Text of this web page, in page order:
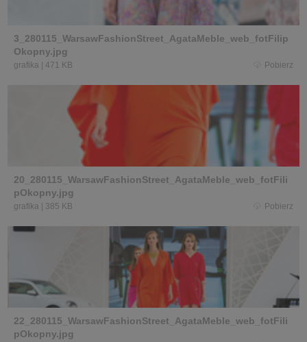
3_280115_WarsawFashionStreet_AgataMeble_web_fotFilip
Okopny.jpg
grafika 471 KB Pobierz
20_280115_WarsawFashionStreet_AgataMeble_web_fotFili
pOkopny.jpg
grafika 385 KB Pobierz
22_280115_WarsawFashionStreet_AgataMeble_web_fotFili
pOkopny.jpg